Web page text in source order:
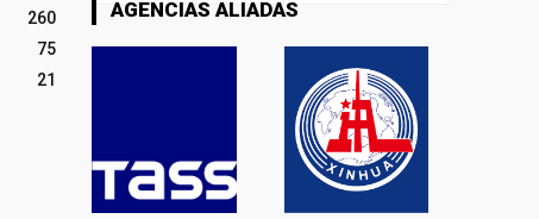
260
75
21
AGENCIAS ALIADAS